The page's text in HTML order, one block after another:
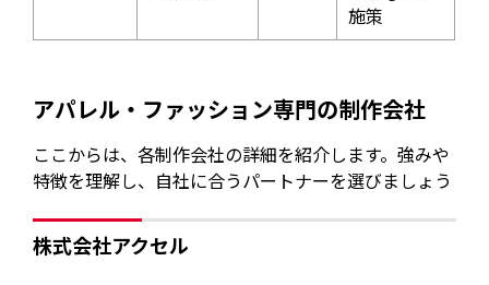
施策
アパレル・ファッション専門の制作会社
ここからは、各制作会社の詳細を紹介します。強みや
特徴を理解し、自社に合うパートナーを選びましょう
株式会社アクセル